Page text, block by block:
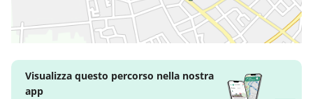
Visualizza questo percorso nella nostra
app